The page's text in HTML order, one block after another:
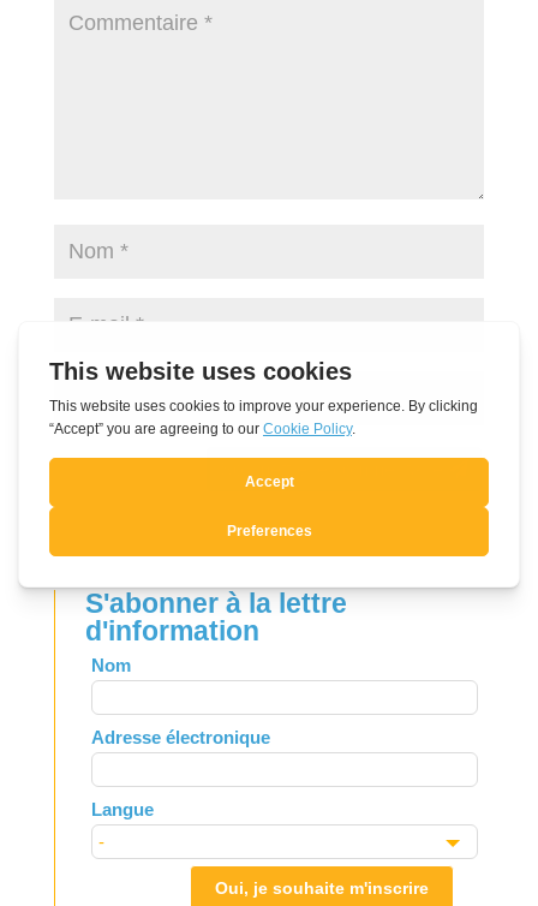
S'abonner à la lettre
d'information
Leave
this
field
blank
Nom
Adresse électronique
Langue
Oui, je souhaite m'inscrire